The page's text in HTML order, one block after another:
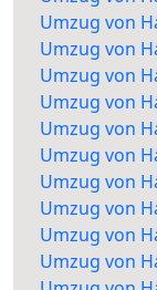
Umzug von
Umzug von
Umzug von
Umzug von
Umzug von
Umzug von
Umzug von
Umzug von
Umzug von
Umzug von